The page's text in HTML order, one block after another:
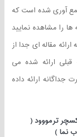
آوری شده است که
را مشاهده نمایید
مقاله ای جدا از
قبلی ارائه شده می
جداگانه ارائه داده